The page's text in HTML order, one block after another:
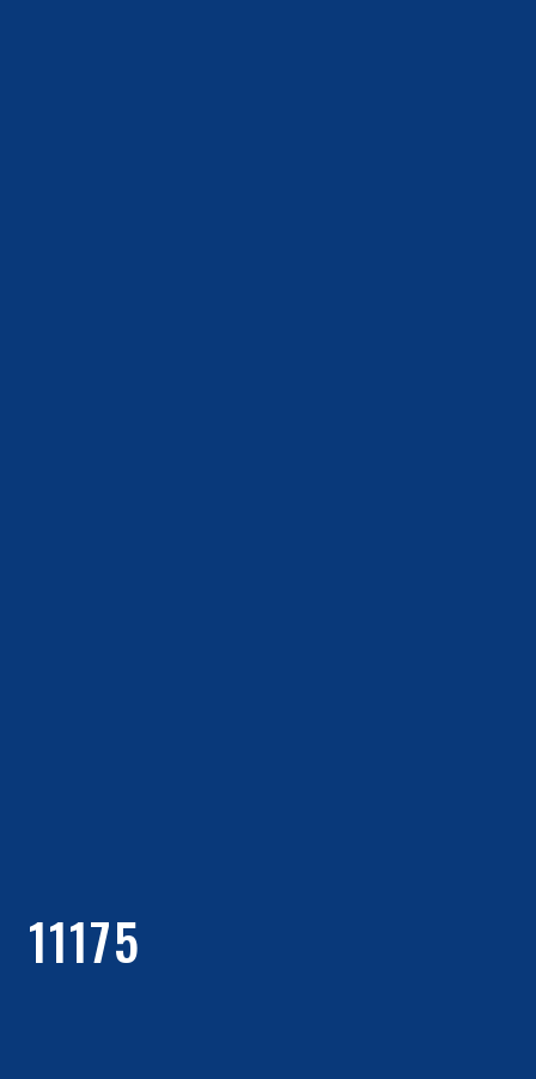
11175